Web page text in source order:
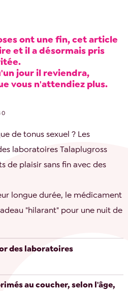
ont une fin, cet article
et il a désormais pris
jour il reviendra,
vous n'attendiez plus.
0
de tonus sexuel ? Les
laboratoires Talaplugross
de plaisir sans fin avec des
longue durée, le médicament
"hilarant" pour une nuit de
des laboratoires
au coucher, selon l'âge,